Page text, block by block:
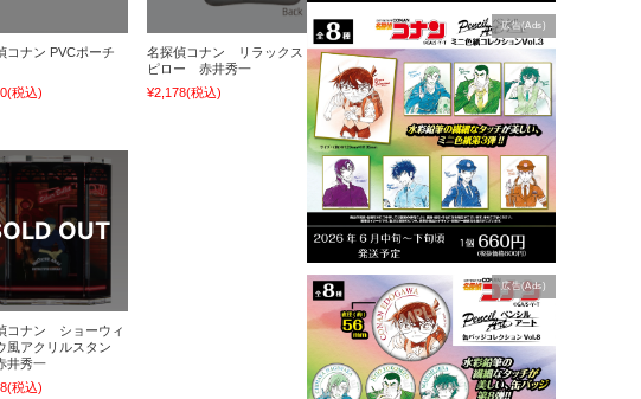
広告(Ads)
広告(Ads)
コナン PVCポーチ
(税込)
名探偵コナン リラックス
ピロー 赤井秀一
¥2,178(税込)
コナン ショーウィ
風アクリルスタン
井秀一
(税込)